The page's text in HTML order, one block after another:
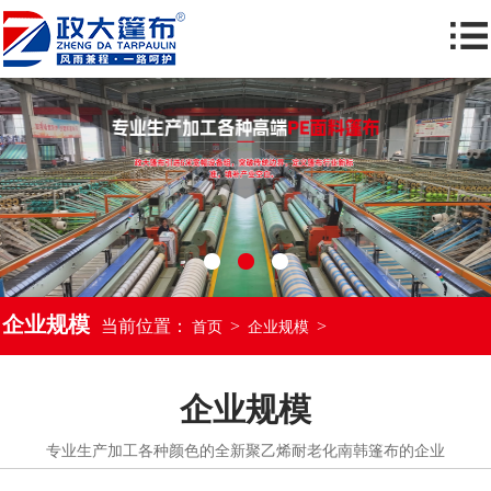
企业规模 当前位置： 首页 > 企业规模 >
企业规模
专业生产加工各种颜色的全新聚乙烯耐老化南韩篷布的企业